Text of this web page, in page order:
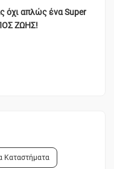
όχι απλώς ένα Super
ΖΩΗΣ!
Καταστήματα